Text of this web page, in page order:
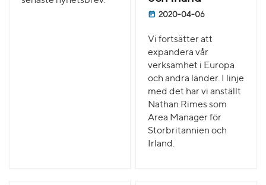
2020-04-06
Vi fortsätter att
expandera vår
verksamhet i Europa
och andra länder. I linje
med det har vi anställt
Nathan Rimes som
Area Manager för
Storbritannien och
Irland.